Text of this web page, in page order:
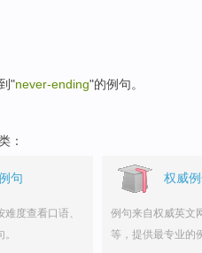
"never-ending"的例句。
：
句
度查看口语、
权威
例句来自权威英文
等，提供最专业的